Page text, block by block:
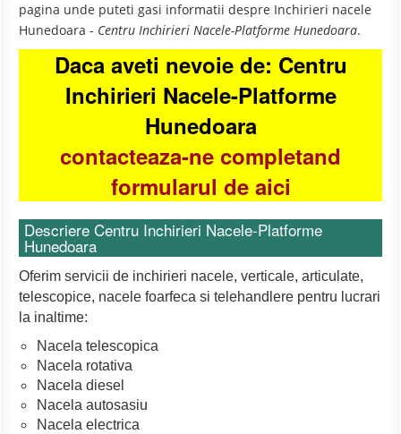
pagina unde puteti gasi informatii despre Inchirieri nacele
Hunedoara - Centru Inchirieri Nacele-Platforme Hunedoara.
Daca aveti nevoie de: Centru
Inchirieri Nacele-Platforme
Hunedoara
contacteaza-ne completand
formularul de aici
Descriere Centru Inchirieri Nacele-Platforme
Hunedoara
Oferim servicii de inchirieri nacele, verticale, articulate,
telescopice, nacele foarfeca si telehandlere pentru lucrari
la inaltime:
Nacela telescopica
Nacela rotativa
Nacela diesel
Nacela autosasiu
Nacela electrica